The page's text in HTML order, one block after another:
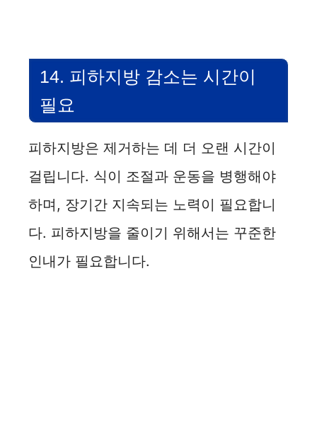
14. 피하지방 감소는 시간이
필요
피하지방은 제거하는 데 더 오랜 시간이
걸립니다. 식이 조절과 운동을 병행해야
하며, 장기간 지속되는 노력이 필요합니
다. 피하지방을 줄이기 위해서는 꾸준한
인내가 필요합니다.